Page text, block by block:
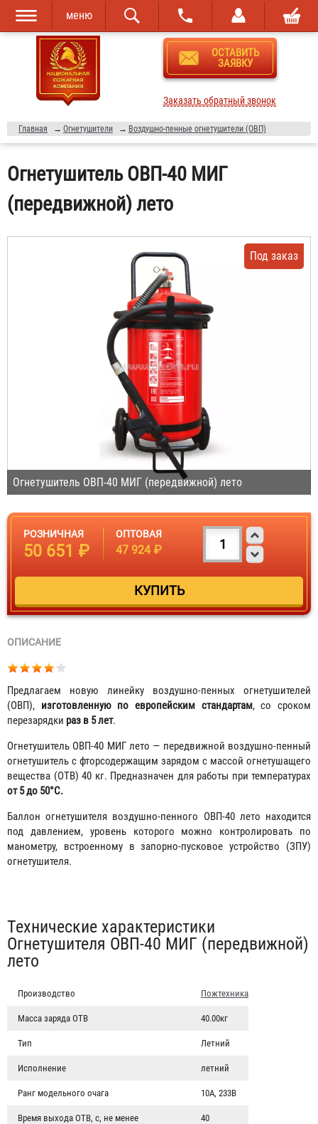
Перейти к
основному
содержанию
Skip to
navigation
меню
ОСТАВИТЬ
ЗАЯВКУ
Заказать обратный звонок
Главная → Огнетушители → Воздушно-пенные огнетушители (ОВП)
Огнетушитель ОВП-40 МИГ
(передвижной) лето
Огнетушитель ОВП-40 МИГ (передвижной) лето
Под заказ
РОЗНИЧНАЯ
50 651 ₽
ОПТОВАЯ
47 924 ₽
ОПИСАНИЕ
Предлагаем новую линейку воздушно-пенных огнетушителей
(ОВП), изготовленную по европейским стандартам, со сроком
перезарядки раз в 5 лет.
Огнетушитель ОВП-40 МИГ лето — передвижной воздушно-пенный
огнетушитель с фторсодержащим зарядом с массой огнетушащего
вещества (ОТВ) 40 кг. Предназначен для работы при температурах
от 5 до 50°C.
Баллон огнетушителя воздушно-пенного ОВП-40 лето находится
под давлением, уровень которого можно контролировать по
манометру, встроенному в запорно-пусковое устройство (ЗПУ)
огнетушителя.
Табы
Технические характеристики
Огнетушителя ОВП-40 МИГ (передвижной)
лето
Производство Пожтехника
Масса заряда ОТВ 40.00кг
Тип Летний
Исполнение летний
Ранг модельного очага 10А, 233В
Время выхода ОТВ, с, не менее 40